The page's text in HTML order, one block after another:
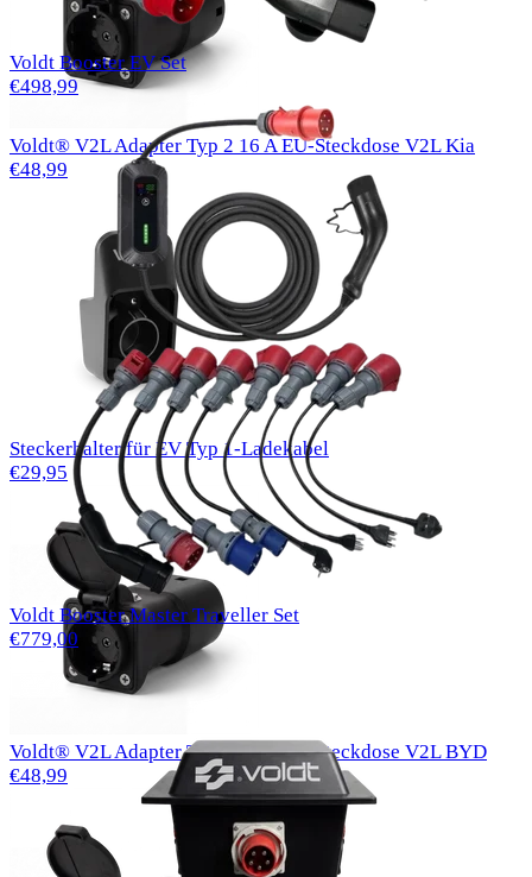
Voldt® V2L Adapter Typ 2 16 A EU-Steckdose V2L Kia
€48,99
Steckerhalter für EV Typ 1-Ladekabel
€29,95
Voldt® V2L Adapter Typ 2 16 A EU-Steckdose V2L BYD
€48,99
Voldt Booster EV Set
€498,99
Voldt Booster Master Traveller Set
€779,00